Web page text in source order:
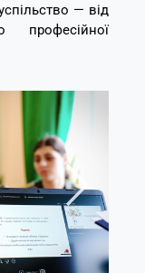
— від
професійної